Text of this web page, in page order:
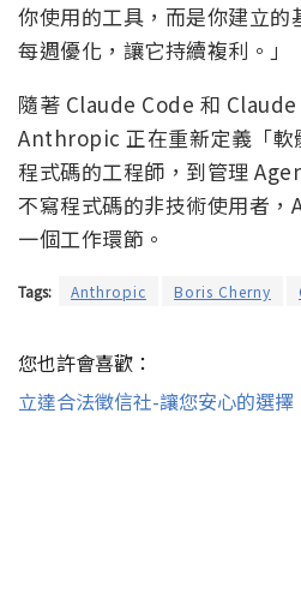
你使用的工具，而是你建立的
每週優化，讓它持續複利。」
隨著 Claude Code 和
Anthropic 正在重新定義「軟
程式碼的工程師，到管理
不寫程式碼的非技術使用者，
一個工作環節。
Tags: Anthropic Boris Cherny
您也許會喜歡：
立達合法徵信社-讓您安心的選擇